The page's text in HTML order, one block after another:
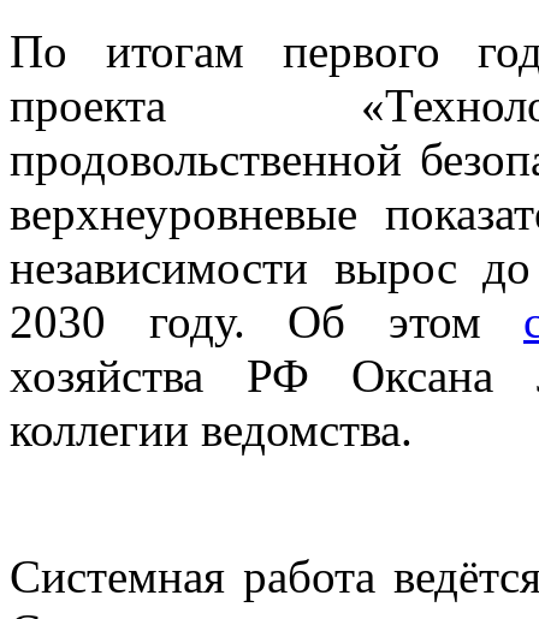
По итогам первого
проекта
продовольственной
верхнеуровневые
независимости вырос
2030 году. Об этом
хозяйства РФ Оксана
коллегии ведомства.
Системная работа